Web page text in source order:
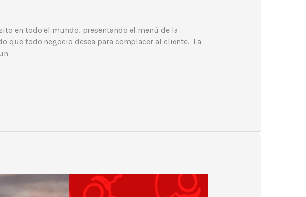
en todo el mundo, presentando el menú de la
que todo negocio desea para complacer al cliente. La